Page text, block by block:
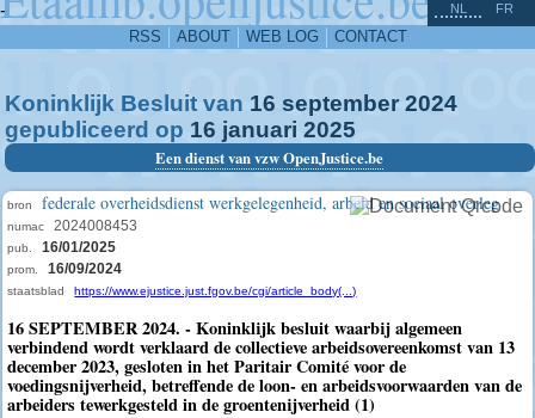
-
RSS ABOUT WEB LOG CONTACT
NL FR
Koninklijk Besluit van 16 september 2024
gepubliceerd op 16 januari 2025
Een dienst van vzw OpenJustice.be
bron federale overheidsdienst werkgelegenheid, arbeid en sociaal overleg
numac 2024008453
pub. 16/01/2025
prom. 16/09/2024
staatsblad https://www.ejustice.just.fgov.be/cgi/article_body(...)
16 SEPTEMBER 2024. - Koninklijk besluit waarbij algemeen
verbindend wordt verklaard de collectieve arbeidsovereenkomst van 13
december 2023, gesloten in het Paritair Comité voor de
voedingsnijverheid, betreffende de loon- en arbeidsvoorwaarden van de
arbeiders tewerkgesteld in de groentenijverheid (1)
^